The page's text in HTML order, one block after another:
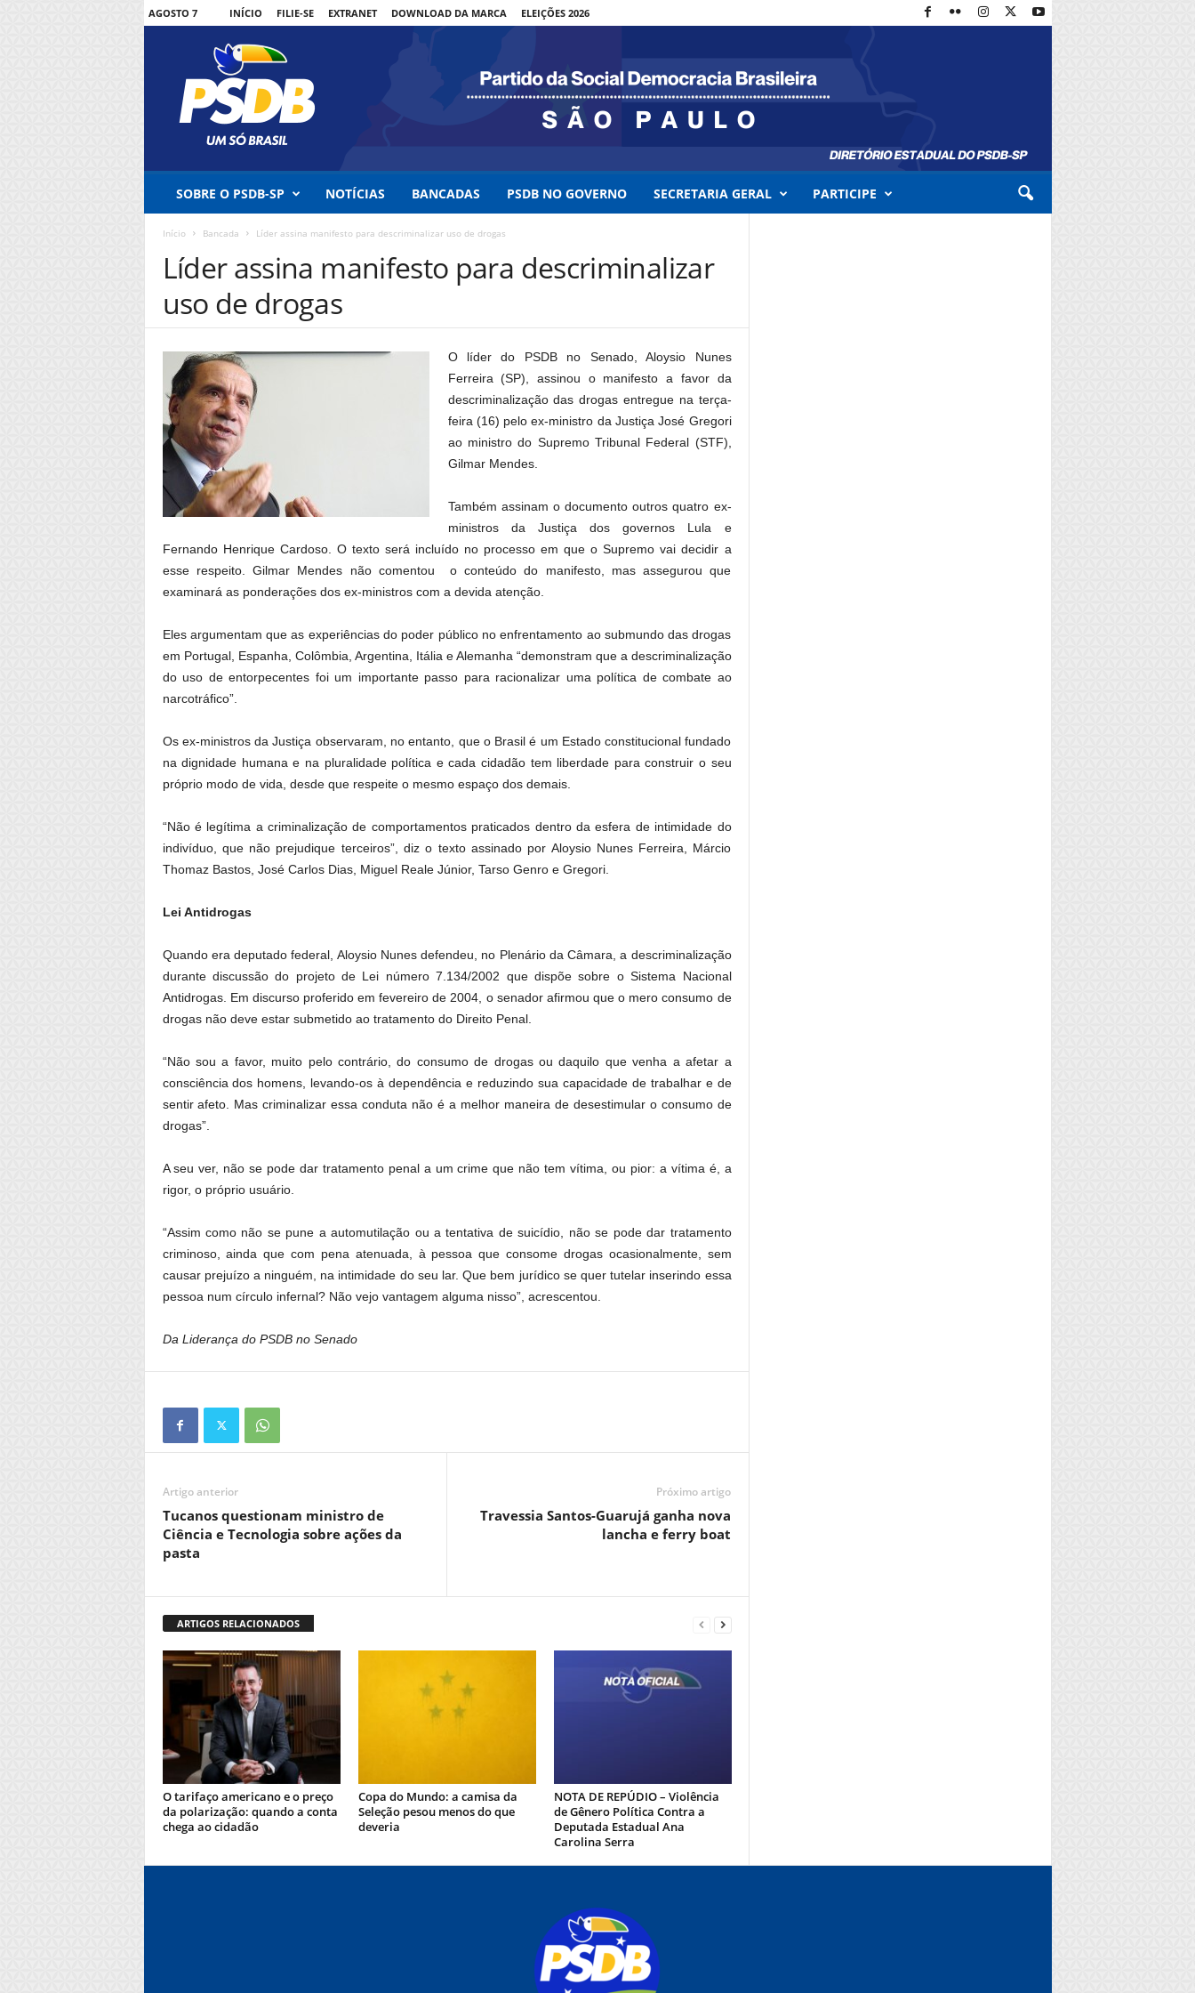
AGOSTO 7 INÍCIO FILIE-SE EXTRANET DOWNLOAD DA MARCA ELEIÇÕES 2026
D
SOBRE O PSDB-SP NOTÍCIAS BANCADAS PSDB NO GOVERNO SECRETARIA GERAL PARTICIPE
Início Bancada Líder assina manifesto para descriminalizar uso de drogas
Líder assina manifesto para descriminalizar
uso de drogas
O líder do PSDB no Senado, Aloysio Nunes
Ferreira (SP), assinou o manifesto a favor da
descriminalização das drogas entregue na terça-
feira (16) pelo ex-ministro da Justiça José Gregori
ao ministro do Supremo Tribunal Federal (STF),
Gilmar Mendes.
Também assinam o documento outros quatro ex-
ministros da Justiça dos governos Lula e
Fernando Henrique Cardoso. O texto será incluído no processo em que o Supremo vai decidir a
esse respeito. Gilmar Mendes não comentou o conteúdo do manifesto, mas assegurou que
examinará as ponderações dos ex-ministros com a devida atenção.
Eles argumentam que as experiências do poder público no enfrentamento ao submundo das drogas
em Portugal, Espanha, Colômbia, Argentina, Itália e Alemanha “demonstram que a descriminalização
do uso de entorpecentes foi um importante passo para racionalizar uma política de combate ao
narcotráfico”.
Os ex-ministros da Justiça observaram, no entanto, que o Brasil é um Estado constitucional fundado
na dignidade humana e na pluralidade política e cada cidadão tem liberdade para construir o seu
próprio modo de vida, desde que respeite o mesmo espaço dos demais.
“Não é legítima a criminalização de comportamentos praticados dentro da esfera de intimidade do
indivíduo, que não prejudique terceiros”, diz o texto assinado por Aloysio Nunes Ferreira, Márcio
Thomaz Bastos, José Carlos Dias, Miguel Reale Júnior, Tarso Genro e Gregori.
Lei Antidrogas
Quando era deputado federal, Aloysio Nunes defendeu, no Plenário da Câmara, a descriminalização
durante discussão do projeto de Lei número 7.134/2002 que dispõe sobre o Sistema Nacional
Antidrogas. Em discurso proferido em fevereiro de 2004, o senador afirmou que o mero consumo de
drogas não deve estar submetido ao tratamento do Direito Penal.
“Não sou a favor, muito pelo contrário, do consumo de drogas ou daquilo que venha a afetar a
consciência dos homens, levando-os à dependência e reduzindo sua capacidade de trabalhar e de
sentir afeto. Mas criminalizar essa conduta não é a melhor maneira de desestimular o consumo de
drogas”.
A seu ver, não se pode dar tratamento penal a um crime que não tem vítima, ou pior: a vítima é, a
rigor, o próprio usuário.
“Assim como não se pune a automutilação ou a tentativa de suicídio, não se pode dar tratamento
criminoso, ainda que com pena atenuada, à pessoa que consome drogas ocasionalmente, sem
causar prejuízo a ninguém, na intimidade do seu lar. Que bem jurídico se quer tutelar inserindo essa
pessoa num círculo infernal? Não vejo vantagem alguma nisso”, acrescentou.
Da Liderança do PSDB no Senado
Artigo anterior
Tucanos questionam ministro de
Ciência e Tecnologia sobre ações da
pasta
Próximo artigo
Travessia Santos-Guarujá ganha nova
lancha e ferry boat
ARTIGOS RELACIONADOS
O tarifaço americano e o preço
da polarização: quando a conta
chega ao cidadão
Copa do Mundo: a camisa da
Seleção pesou menos do que
deveria
NOTA DE REPÚDIO – Violência
de Gênero Política Contra a
Deputada Estadual Ana
Carolina Serra